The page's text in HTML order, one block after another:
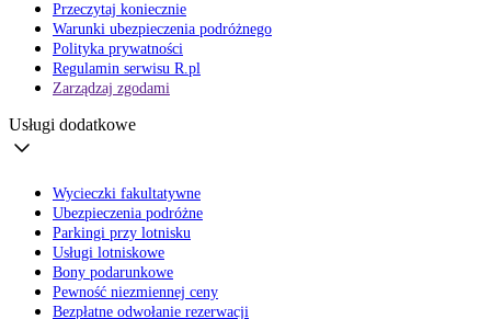
Przeczytaj koniecznie
Warunki ubezpieczenia podróżnego
Polityka prywatności
Regulamin serwisu R.pl
Zarządzaj zgodami
Usługi dodatkowe
Wycieczki fakultatywne
Ubezpieczenia podróżne
Parkingi przy lotnisku
Usługi lotniskowe
Bony podarunkowe
Pewność niezmiennej ceny
Bezpłatne odwołanie rezerwacji